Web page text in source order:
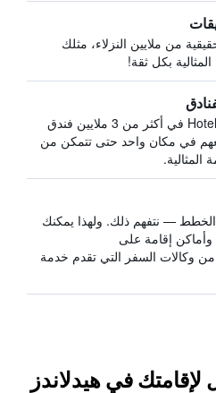
من ملايين النزلاء، مثلك
بكل ثقة!
يبحث HotelsCombined في أكثر من 3 ملايين فندق
في مكان واحد حتى تتمكن من
المثالية.
الخطط — نتفهم ذلك. ولهذا يمكنك
إقامة على
HotelsCombined من وكالات السفر التي تقدم خدمة
لإقامتك في هيدلاندز